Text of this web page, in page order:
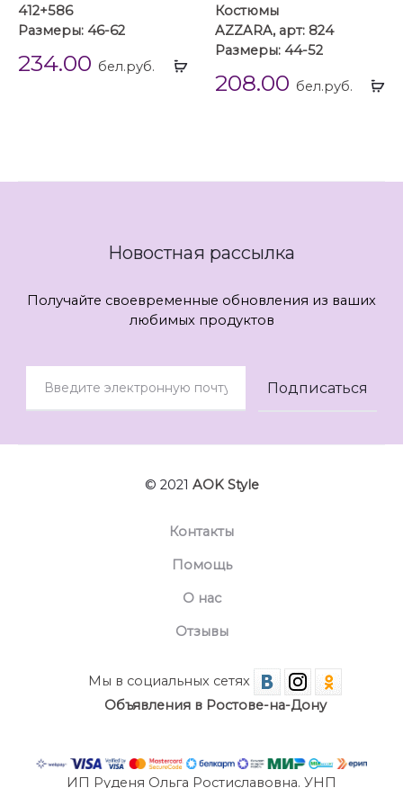
Выбрать
412+586
Размеры: 46-62
234.00 бел.руб.
Костюмы
AZZARA, арт: 824
Размеры: 44-52
208.00 бел.руб.
Новостная рассылка
Получайте своевременные обновления из ваших
любимых продуктов
© 2021 AOK Style
Контакты
Помощь
О нас
Отзывы
Мы в социальных сетях
Объявления в Ростове-на-Дону
ИП Руденя Ольга Ростиславовна. УНП